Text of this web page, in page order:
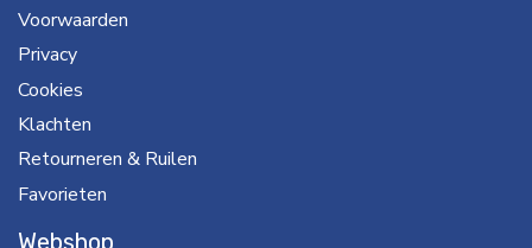
Voorwaarden
Privacy
Cookies
Klachten
Retourneren & Ruilen
Favorieten
Webshop